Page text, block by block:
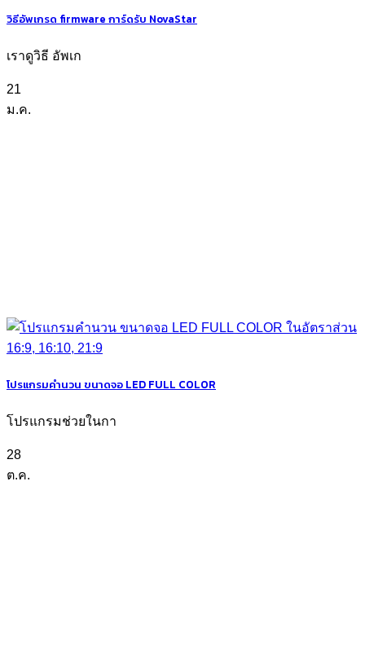
วิธีอัพเกรด firmware การ์ดรับ NovaStar
เราดูวิธี อัพเก
21
ม.ค.
โปรแกรมคำนวน ขนาดจอ LED FULL COLOR
โปรแกรมช่วยในกา
28
ต.ค.